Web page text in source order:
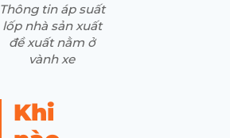
Thông tin áp suất
lốp nhà sản xuất
đề xuất nằm ở
vành xe
Khi